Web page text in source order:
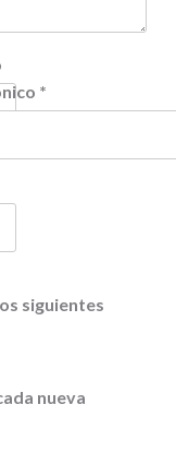
*
siguientes
nueva